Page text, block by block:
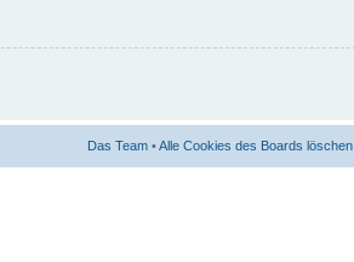
Das Team •Alle Cookies des Boards löschen